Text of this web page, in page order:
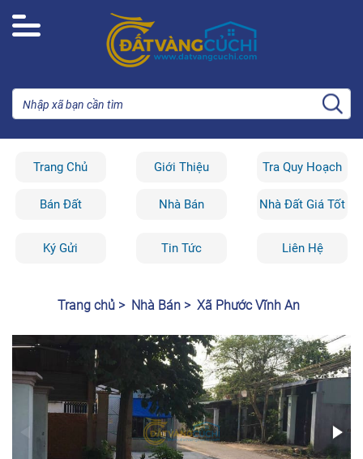
Trang Chủ Giới Thiệu Tra Quy Hoạch
Bán Đất Nhà Bán Nhà Đất Giá Tốt
Ký Gửi Tin Tức Liên Hệ
Trang chủ > Nhà Bán > Xã Phước Vĩnh An